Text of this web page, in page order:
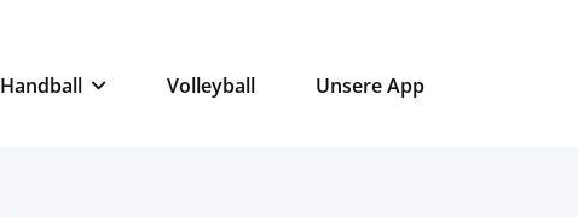
Handball Volleyball Unsere App